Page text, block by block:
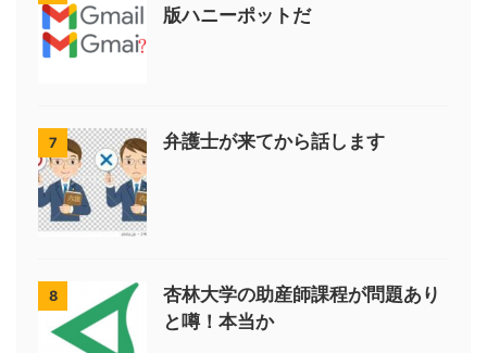
版ハニーポットだ
7 弁護士が来てから話します
8
杏林大学の助産師課程が問題あり
と噂！本当か